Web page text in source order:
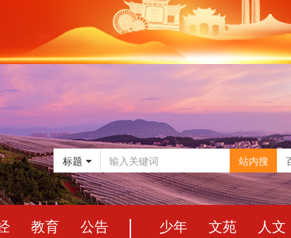
标题 站内搜
教育
公告
少年 文苑 人文